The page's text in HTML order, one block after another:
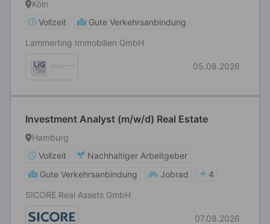
Köln
Vollzeit
Gute Verkehrsanbindung
Lammerting Immobilien GmbH
05.08.2026
Investment Analyst (m/w/d) Real Estate
Hamburg
Vollzeit
Nachhaltiger Arbeitgeber
Gute Verkehrsanbindung
Jobrad
4
SICORE Real Assets GmbH
07.08.2026